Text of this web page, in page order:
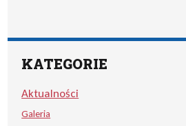
KATEGORIE
Aktualności
Galeria